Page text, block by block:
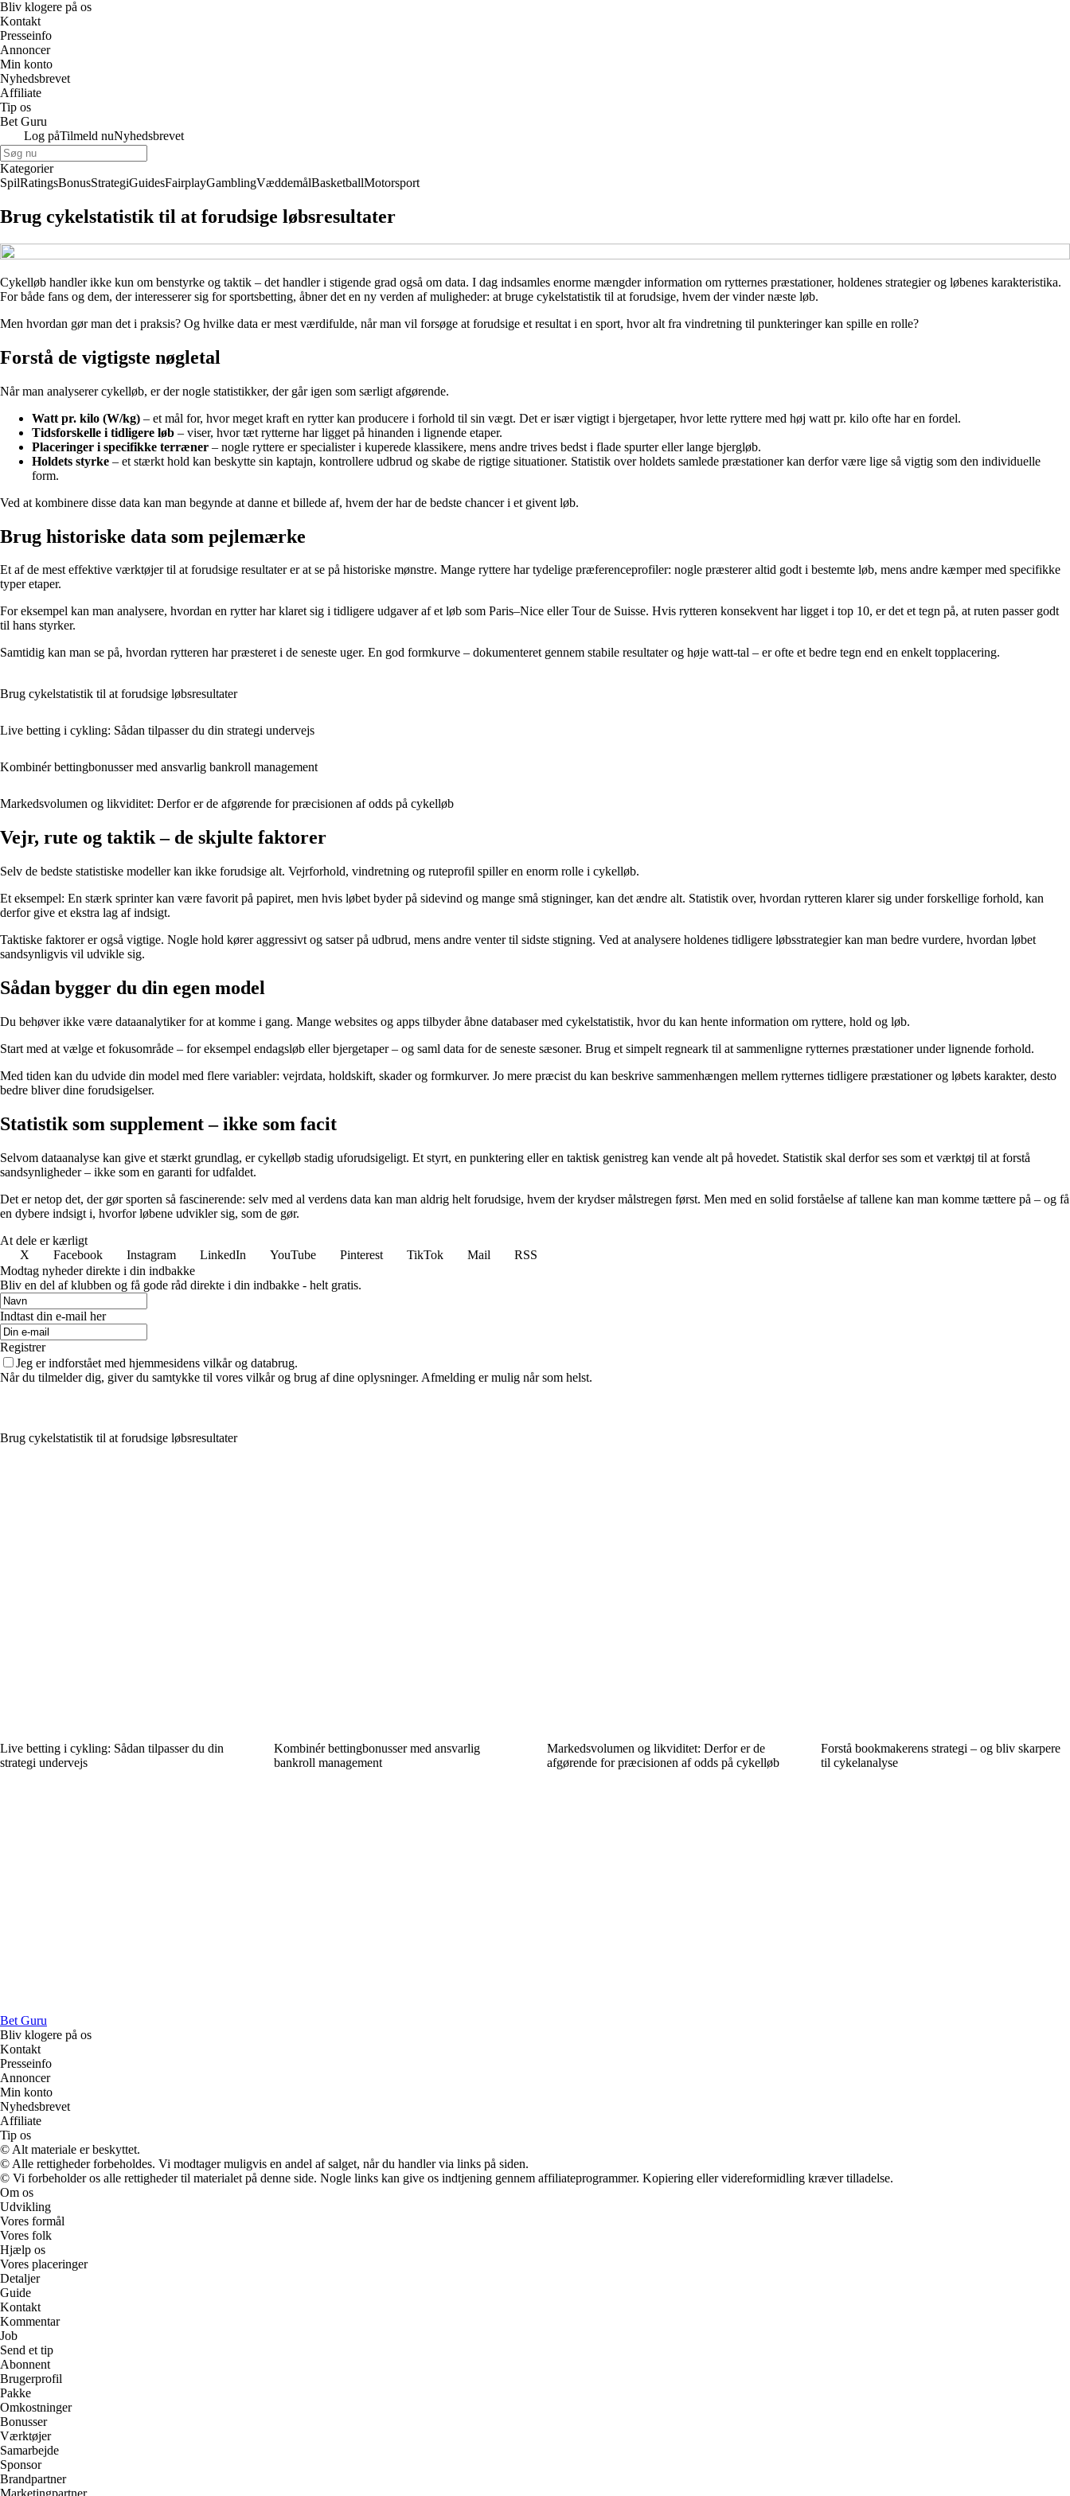
Bliv klogere på os
Kontakt
Presseinfo
Annoncer
Min konto
Nyhedsbrevet
Affiliate
Tip os
Bet Guru
Log påTilmeld nuNyhedsbrevet
Kategorier
SpilRatingsBonusStrategiGuidesFairplayGamblingVæddemålBasketballMotorsport
Brug cykelstatistik til at forudsige løbsresultater
Cykelløb handler ikke kun om benstyrke og taktik – det handler i stigende grad også om data. I dag indsamles enorme mængder information om rytternes præstationer, holdenes strategier og løbenes karakteristika.
For både fans og dem, der interesserer sig for sportsbetting, åbner det en ny verden af muligheder: at bruge cykelstatistik til at forudsige, hvem der vinder næste løb.
Men hvordan gør man det i praksis? Og hvilke data er mest værdifulde, når man vil forsøge at forudsige et resultat i en sport, hvor alt fra vindretning til punkteringer kan spille en rolle?
Forstå de vigtigste nøgletal
Når man analyserer cykelløb, er der nogle statistikker, der går igen som særligt afgørende.
Watt pr. kilo (W/kg) – et mål for, hvor meget kraft en rytter kan producere i forhold til sin vægt. Det er især vigtigt i bjergetaper, hvor lette ryttere med høj watt pr. kilo ofte har en fordel.
Tidsforskelle i tidligere løb – viser, hvor tæt rytterne har ligget på hinanden i lignende etaper.
Placeringer i specifikke terræner – nogle ryttere er specialister i kuperede klassikere, mens andre trives bedst i flade spurter eller lange bjergløb.
Holdets styrke – et stærkt hold kan beskytte sin kaptajn, kontrollere udbrud og skabe de rigtige situationer. Statistik over holdets samlede præstationer kan derfor være lige så vigtig som den individuelle
form.
Ved at kombinere disse data kan man begynde at danne et billede af, hvem der har de bedste chancer i et givent løb.
Brug historiske data som pejlemærke
Et af de mest effektive værktøjer til at forudsige resultater er at se på historiske mønstre. Mange ryttere har tydelige præferenceprofiler: nogle præsterer altid godt i bestemte løb, mens andre kæmper med specifikke
typer etaper.
For eksempel kan man analysere, hvordan en rytter har klaret sig i tidligere udgaver af et løb som Paris–Nice eller Tour de Suisse. Hvis rytteren konsekvent har ligget i top 10, er det et tegn på, at ruten passer godt
til hans styrker.
Samtidig kan man se på, hvordan rytteren har præsteret i de seneste uger. En god formkurve – dokumenteret gennem stabile resultater og høje watt-tal – er ofte et bedre tegn end en enkelt topplacering.
Brug cykelstatistik til at forudsige løbsresultater
Live betting i cykling: Sådan tilpasser du din strategi undervejs
Kombinér bettingbonusser med ansvarlig bankroll management
Markedsvolumen og likviditet: Derfor er de afgørende for præcisionen af odds på cykelløb
Vejr, rute og taktik – de skjulte faktorer
Selv de bedste statistiske modeller kan ikke forudsige alt. Vejrforhold, vindretning og ruteprofil spiller en enorm rolle i cykelløb.
Et eksempel: En stærk sprinter kan være favorit på papiret, men hvis løbet byder på sidevind og mange små stigninger, kan det ændre alt. Statistik over, hvordan rytteren klarer sig under forskellige forhold, kan
derfor give et ekstra lag af indsigt.
Taktiske faktorer er også vigtige. Nogle hold kører aggressivt og satser på udbrud, mens andre venter til sidste stigning. Ved at analysere holdenes tidligere løbsstrategier kan man bedre vurdere, hvordan løbet
sandsynligvis vil udvikle sig.
Sådan bygger du din egen model
Du behøver ikke være dataanalytiker for at komme i gang. Mange websites og apps tilbyder åbne databaser med cykelstatistik, hvor du kan hente information om ryttere, hold og løb.
Start med at vælge et fokusområde – for eksempel endagsløb eller bjergetaper – og saml data for de seneste sæsoner. Brug et simpelt regneark til at sammenligne rytternes præstationer under lignende forhold.
Med tiden kan du udvide din model med flere variabler: vejrdata, holdskift, skader og formkurver. Jo mere præcist du kan beskrive sammenhængen mellem rytternes tidligere præstationer og løbets karakter, desto
bedre bliver dine forudsigelser.
Statistik som supplement – ikke som facit
Selvom dataanalyse kan give et stærkt grundlag, er cykelløb stadig uforudsigeligt. Et styrt, en punktering eller en taktisk genistreg kan vende alt på hovedet. Statistik skal derfor ses som et værktøj til at forstå
sandsynligheder – ikke som en garanti for udfaldet.
Det er netop det, der gør sporten så fascinerende: selv med al verdens data kan man aldrig helt forudsige, hvem der krydser målstregen først. Men med en solid forståelse af tallene kan man komme tættere på – og få
en dybere indsigt i, hvorfor løbene udvikler sig, som de gør.
At dele er kærligt
X
Facebook Instagram LinkedIn YouTube Pinterest TikTok Mail
RSS
Modtag nyheder direkte i din indbakke
Bliv en del af klubben og få gode råd direkte i din indbakke - helt gratis.
Indtast din e-mail her
Registrer
Jeg er indforstået med hjemmesidens vilkår og databrug.
Når du tilmelder dig, giver du samtykke til vores vilkår og brug af dine oplysninger. Afmelding er mulig når som helst.
Brug cykelstatistik til at forudsige løbsresultater
Live betting i cykling: Sådan tilpasser du din
strategi undervejs
Kombinér bettingbonusser med ansvarlig
bankroll management
Markedsvolumen og likviditet: Derfor er de
afgørende for præcisionen af odds på cykelløb
Forstå bookmakerens strategi – og bliv skarpere
til cykelanalyse
Bet Guru
Bliv klogere på os
Kontakt
Presseinfo
Annoncer
Min konto
Nyhedsbrevet
Affiliate
Tip os
© Alt materiale er beskyttet.
© Alle rettigheder forbeholdes. Vi modtager muligvis en andel af salget, når du handler via links på siden.
© Vi forbeholder os alle rettigheder til materialet på denne side. Nogle links kan give os indtjening gennem affiliateprogrammer. Kopiering eller videreformidling kræver tilladelse.
Om os
Udvikling
Vores formål
Vores folk
Hjælp os
Vores placeringer
Detaljer
Guide
Kontakt
Kommentar
Job
Send et tip
Abonnent
Brugerprofil
Pakke
Omkostninger
Bonusser
Værktøjer
Samarbejde
Sponsor
Brandpartner
Marketingpartner